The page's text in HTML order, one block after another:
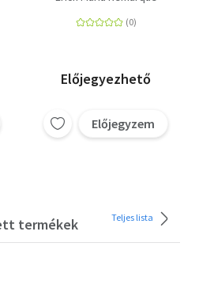
Előjegyezhető
Előjegyzem
termékek Teljes lista